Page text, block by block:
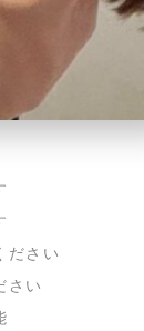
ださい
さい